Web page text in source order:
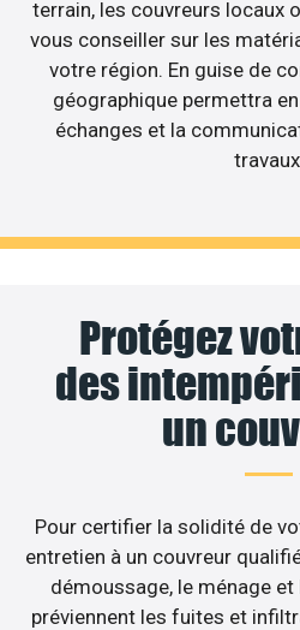
terrain, les couvreurs locaux
vous conseiller sur les
votre région. En guise de
géographique permettra
échanges et la
Protégez
des
un
Pour certifier la solidité de
entretien à un couvreur
démoussage, le ménage
préviennent les fuites et